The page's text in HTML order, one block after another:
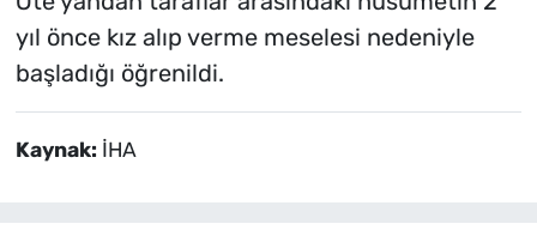
yıl önce kız alıp verme meselesi nedeniyle
başladığı öğrenildi.
Kaynak: İHA